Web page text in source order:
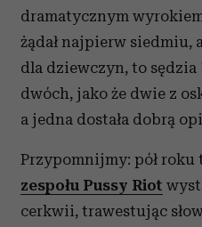
dramatycznym
żądał najpierw siedmiu,
dla dziewczyn, to sędzia
dwóch, jako że dwie z
a jedna dostała dobrą
Przypomnijmy: pół
zespołu Pussy Riot
cerkwii, trawestując